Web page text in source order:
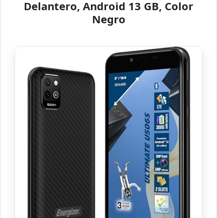
Delantero, Android 13 GB, Color
Negro